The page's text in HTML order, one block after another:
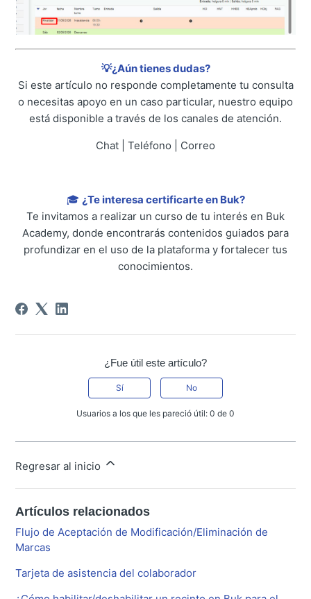
💡¿Aún tienes dudas?
Si este artículo no responde completamente tu consulta
o necesitas apoyo en un caso particular, nuestro equipo
está disponible a través de los canales de atención.
Chat | Teléfono | Correo
🎓 ¿Te interesa certificarte en Buk?
Te invitamos a realizar un curso de tu interés en Buk
Academy, donde encontrarás contenidos guiados para
profundizar en el uso de la plataforma y fortalecer tus
conocimientos.
¿Fue útil este artículo?
Sí No
Usuarios a los que les pareció útil: 0 de 0
Regresar al inicio
Artículos relacionados
Flujo de Aceptación de Modificación/Eliminación de
Marcas
Tarjeta de asistencia del colaborador